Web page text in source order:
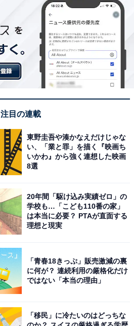
注目の連載
東野圭吾や湊かなえだけじゃな
い、「業と罪」を描く『映画ち
いかわ』から強く連想した映画
8選
20年間「駆け込み実績ゼロ」の
学校も…「こども110番の家」
は本当に必要？ PTAが直面する
理想と現実
「青春18きっぷ」販売激減の裏
に何が？ 連続利用の厳格化だけ
ではない「本当の理由」
「移民」に冷たいのはどっちな